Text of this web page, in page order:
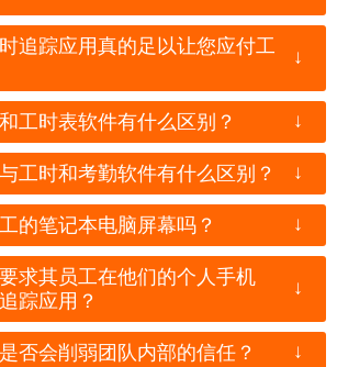
追踪应用真的足以让您应付工
↓
工时表软件有什么区别？ ↓
工时和考勤软件有什么区别？ ↓
的笔记本电脑屏幕吗？ ↓
求其员工在他们的个人手机
踪应用？
↓
否会削弱团队内部的信任？ ↓